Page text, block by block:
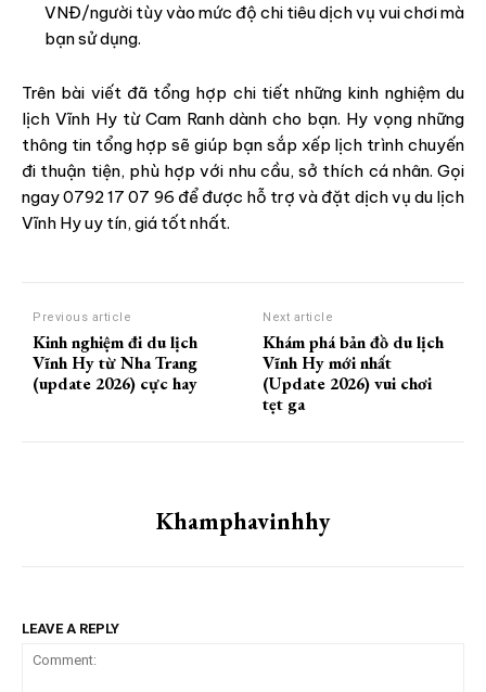
VNĐ/người tùy vào mức độ chi tiêu dịch vụ vui chơi mà
bạn sử dụng.
Trên bài viết đã tổng hợp chi tiết những kinh nghiệm du
lịch Vĩnh Hy từ Cam Ranh dành cho bạn. Hy vọng những
thông tin tổng hợp sẽ giúp bạn sắp xếp lịch trình chuyến
đi thuận tiện, phù hợp với nhu cầu, sở thích cá nhân. Gọi
ngay 0792 17 07 96 để được hỗ trợ và đặt dịch vụ du lịch
Vĩnh Hy uy tín, giá tốt nhất.
Previous article
Kinh nghiệm đi du lịch
Vĩnh Hy từ Nha Trang
(update 2026) cực hay
Next article
Khám phá bản đồ du lịch
Vĩnh Hy mới nhất
(Update 2026) vui chơi
tẹt ga
Khamphavinhhy
LEAVE A REPLY